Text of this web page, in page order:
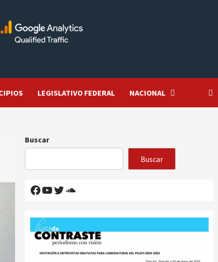
LEGISLATIVO FEDERAL NACIONAL
Buscar
Buscar
Facebook
YouTube
Twitter
SoundCloud